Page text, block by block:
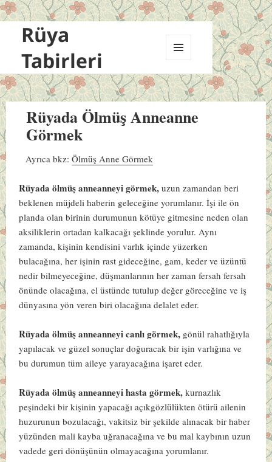
Rüya
Tabirleri
VE
BILEŞENLER
Rüyada Ölmüş Anneanne
Görmek
Ayrıca bkz:Ölmüş Anne Görmek
Rüyada ölmüş anneanneyi görmek,uzun zamandan beri
beklenen müjdeli haberin geleceğine yorumlanır. İşi ile ön
planda olan birinin durumunun kötüye gitmesine neden olan
aksiliklerin ortadan kalkacağı şeklinde yorulur. Aynı
zamanda, kişinin kendisini varlık içinde yüzerken
bulacağına, her işinin rast gideceğine, gam, keder ve üzüntü
nedir bilmeyeceğine, düşmanlarının her zaman fersah fersah
önünde olacağına, el üstünde tutulup değer göreceğine ve iş
dünyasına yön veren biri olacağına delalet eder.
Rüyada ölmüş anneanneyi canlı görmek, gönül rahatlığıyla
yapılacak ve güzel sonuçlar doğuracak bir işin varlığına ve
bu durumun tüm aileye yarayacağına işaret eder.
Rüyada ölmüş anneanneyi hasta görmek,kurnazlık
peşindeki bir kişinin yapacağı açıkgözlülükten ötürü ailenin
huzurunun bozulacağı, vakitsiz bir şekilde alınacak bir haber
yüzünden mali kayba uğranacağına ve bu mal kaybının uzun
vadede geri dönüşünün olmayacağına yorumlanır.